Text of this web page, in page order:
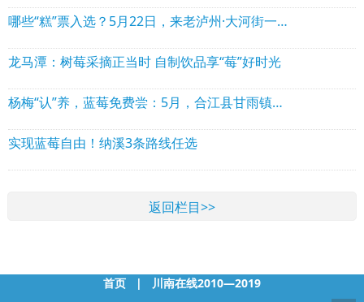
哪些“糕”票入选？5月22日，来老泸州·大河街一决“糕”下！
龙马潭：树莓采摘正当时 自制饮品享“莓”好时光
杨梅“认”养，蓝莓免费尝：5月，合江县甘雨镇约起！
实现蓝莓自由！纳溪3条路线任选
返回栏目>>
首页 | 川南在线2010—2019